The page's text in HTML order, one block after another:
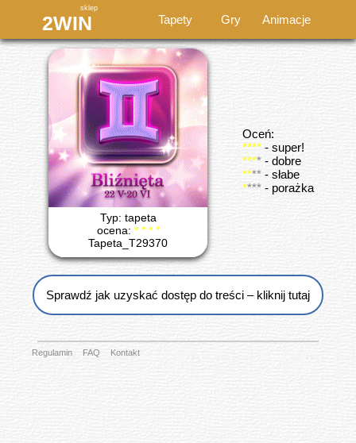
sklep
2WIN Tapety Gry Animacje
Typ: tapeta
ocena: * * * *
Tapeta_T29370
Oceń:
**** - super!
**** - dobre
**** - słabe
**** - porażka
Sprawdź jak uzyskać dostęp do treści – kliknij tutaj
Regulamin FAQ Kontakt